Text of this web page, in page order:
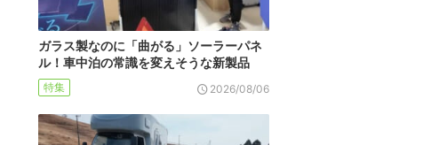
ガラス製なのに「曲がる」ソーラーパネ
ル！車中泊の常識を変えそうな新製品
特集 2026/08/06